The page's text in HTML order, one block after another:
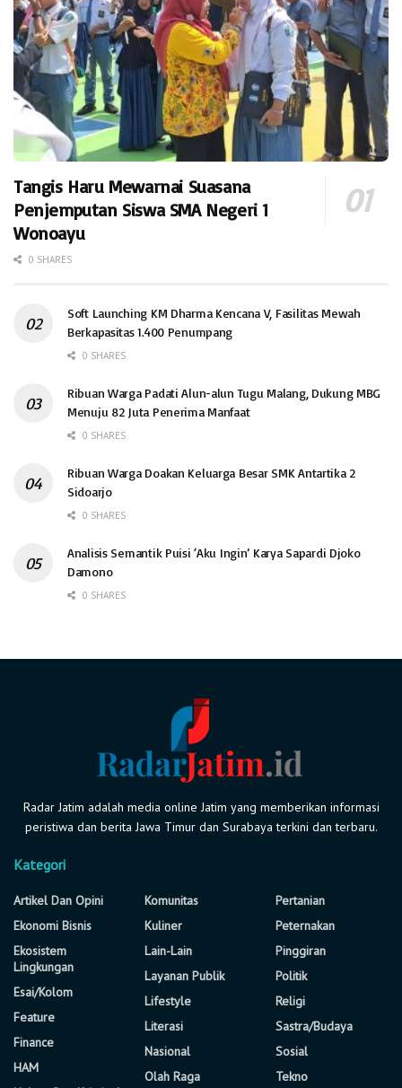
Tangis Haru Mewarnai Suasana
Penjemputan Siswa SMA Negeri 1
Wonoayu
0 SHARES
Soft Launching KM Dharma Kencana V, Fasilitas Mewah
Berkapasitas 1.400 Penumpang
0 SHARES
Ribuan Warga Padati Alun-alun Tugu Malang, Dukung MBG
Menuju 82 Juta Penerima Manfaat
0 SHARES
Ribuan Warga Doakan Keluarga Besar SMK Antartika 2
Sidoarjo
0 SHARES
Analisis Semantik Puisi ‘Aku Ingin’ Karya Sapardi Djoko
Damono
0 SHARES
Radar Jatim adalah media online Jatim yang memberikan informasi
peristiwa dan berita Jawa Timur dan Surabaya terkini dan terbaru.
Kategori
Artikel Dan Opini
Ekonomi Bisnis
Ekosistem
Lingkungan
Esai/Kolom
Feature
Finance
HAM
Komunitas
Kuliner
Lain-Lain
Layanan Publik
Lifestyle
Literasi
Nasional
Olah Raga
Pertanian
Peternakan
Pinggiran
Politik
Religi
Sastra/Budaya
Sosial
Tekno